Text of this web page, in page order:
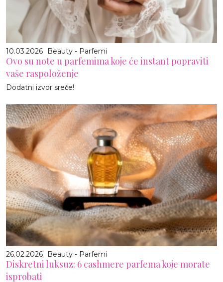
10.03.2026 Beauty - Parfemi
Ovo su note u parfemima koje će instant popraviti
vaše raspoloženje
Dodatni izvor sreće!
26.02.2026 Beauty - Parfemi
Diskretni luksuz: 6 cashmere parfema koje morate
isprobati